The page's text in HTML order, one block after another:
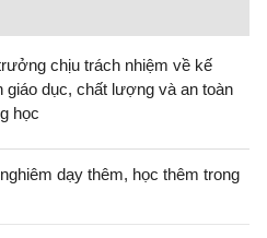
chịu trách nhiệm về kế
giáo dục, chất lượng và an toàn
học
dạy thêm, học thêm trong